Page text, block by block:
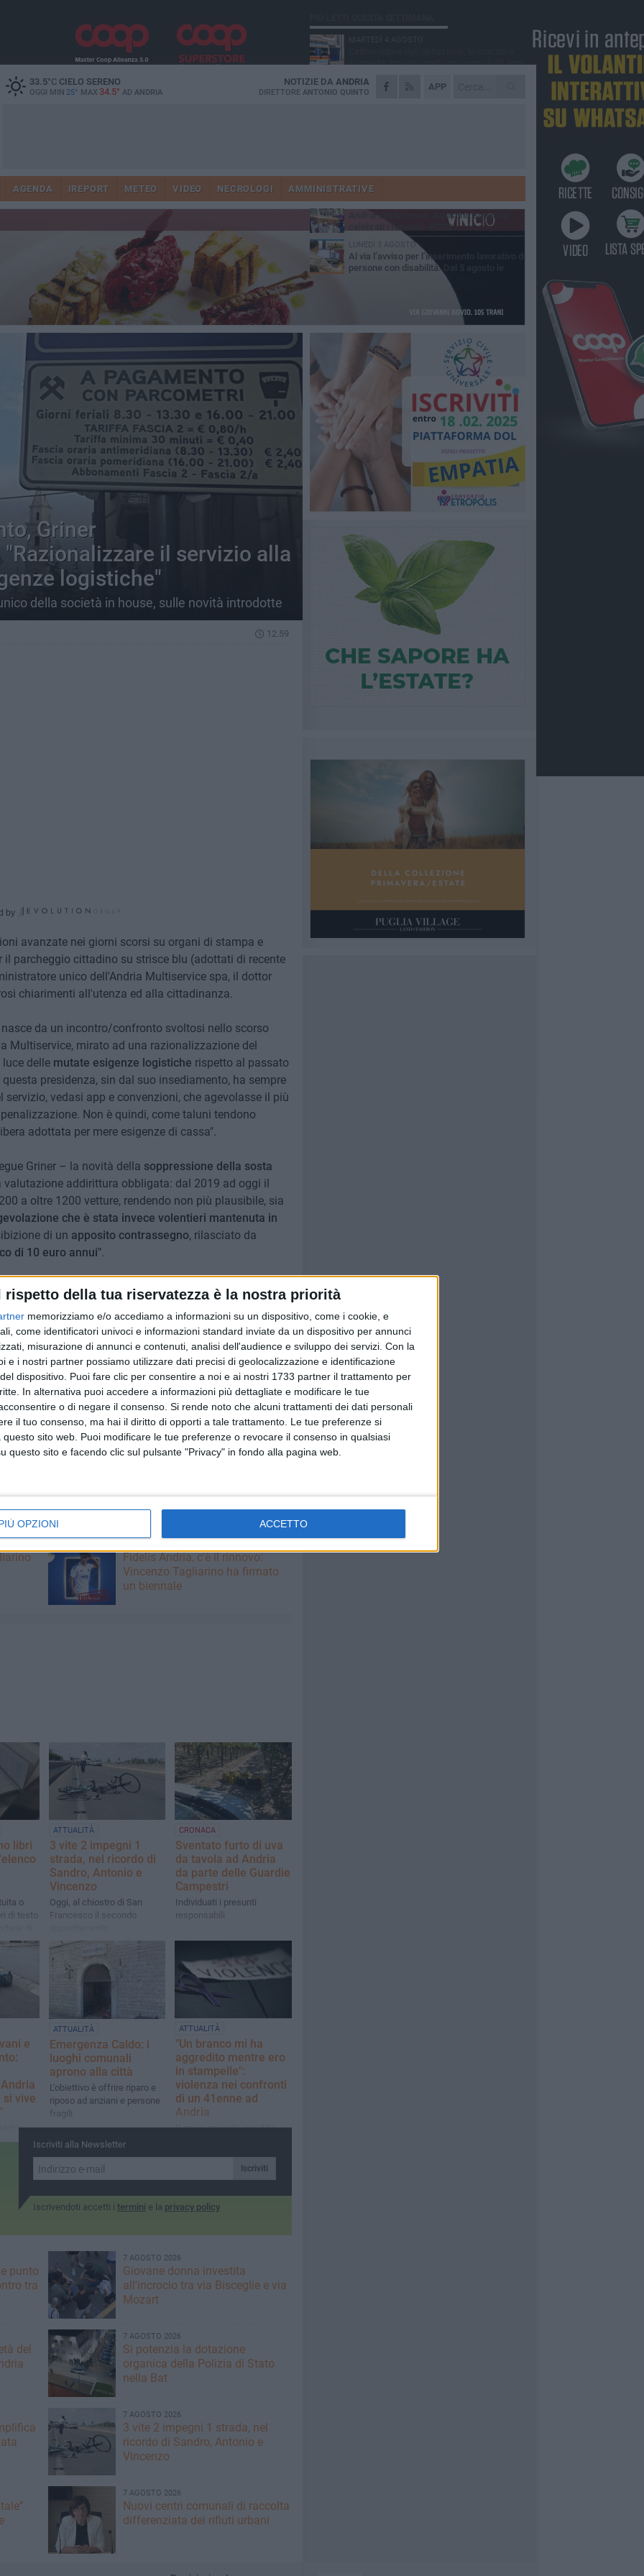
rispetto della tua riservatezza è la nostra priorità
memorizziamo e/o accediamo a informazioni su un dispositivo, come i cookie, e
come identificatori univoci e informazioni standard inviate da un dispositivo per annunci
misurazione di annunci e contenuti, analisi dell'audience e sviluppo dei servizi. Con la
e i nostri partner possiamo utilizzare dati precisi di geolocalizzazione e identificazione
dispositivo. Puoi fare clic per consentire a noi e ai nostri 1733 partner il trattamento per
In alternativa puoi accedere a informazioni più dettagliate e modificare le tue
o di negare il consenso. Si rende noto che alcuni trattamenti dei dati personali
il tuo consenso, ma hai il diritto di opporti a tale trattamento. Le tue preferenze si
sito web. Puoi modificare le tue preferenze o revocare il consenso in qualsiasi
questo sito e facendo clic sul pulsante "Privacy" in fondo alla pagina web.
OPZIONI ACCETTO
33.5°CCIELO SERENO
OGGI MIN 25° MAX 34.5° AD ANDRIA
APP
NOTIZIE DA ANDRIA
DIRETTORE ANTONIO QUINTO
AGENDA IREPORT METEO VIDEO NECROLOGI AMMINISTRATIVE
Griner
il servizio alla
logistiche"
della società in house, sulle novità introdotte
12.59
by
avanzate nei giorni scorsi su organi di stampa e
parcheggio cittadino su strisce blu (adottati di recente
unico dell'Andria Multiservice spa, il dottor
chiarimenti all'utenza ed alla cittadinanza.
da un incontro/confronto svoltosi nello scorso
Multiservice, mirato ad una razionalizzazione del
delle mutate esigenze logistiche rispetto al passato
presidenza, sin dal suo insediamento, ha sempre
vedasi app e convenzioni, che agevolasse il più
Non è quindi, come taluni tendono
adottata per mere esigenze di cassa".
Griner – la novità della soppressione della sosta
valutazione addirittura obbligata: dal 2019 ad oggi il
a oltre 1200 vetture, rendendo non più plausibile, sia
che è stata invece volentieri mantenuta in
di un apposito contrassegno, rilasciato da
di 10 euro annui".
i 10 minuti di tolleranza riservati agli utenti per
Griner – trattasi anche in questo caso di una
quotidiana. Giacchè mentre la gran parte degli
dell'app di pertinenza – fatto testimoniato dalle oltre
un ristretto numero di furbetti i 10 minuti di tolleranza
franchigia per sottrarsi al pagamento."
ci nascondiamo l'esistenza di una realeutenza
di usarla. In tal caso ci sentiamo di garantire – con ciò
e dell'intera Giunta – che lanecessaria tolleranza
ed al buon senso degli operatori addetti al
ANTONIO GRINER
Fidelis Andria, c'è il rinnovo:
Vincenzo Tagliarino ha firmato
un biennale
libri
o
di testo
ATTUALITÀ
3 vite 2 impegni 1
strada, nel ricordo di
Sandro, Antonio e
Vincenzo
Oggi, al chiostro di San
Francesco il secondo
CRONACA
Sventato furto di uva
da tavola ad Andria
da parte delle Guardie
Campestri
Individuati i presunti
responsabili
e
si vive
il
ATTUALITÀ
Emergenza Caldo: i
luoghi comunali
aprono alla città
L'obiettivo è offrire riparo e
riposo ad anziani e persone
fragili
ATTUALITÀ
"Un branco mi ha
aggredito mentre ero
in stampelle":
violenza nei confronti
di un 41enne ad
Andria
Il grave episodio sarebbe
periferia cittadina
Iscriviti alla Newsletter
Iscriviti
Iscrivendoti accetti i termini e la privacy policy
punto
tra
7 AGOSTO 2026
Giovane donna investita
all'incrocio tra via Bisceglie e via
Mozart
del
7 AGOSTO 2026
Si potenzia la dotazione
organica della Polizia di Stato
nella Bat
7 AGOSTO 2026
3 vite 2 impegni 1 strada, nel
ricordo di Sandro, Antonio e
Vincenzo
7 AGOSTO 2026
Nuovi centri comunali di raccolta
differenziata dei rifiuti urbani
scoperta: trovato morto un uomo di 55 anni
SABATO 1 AGOSTO
"3 vite. 2 impegni. 1 strada": ad Andria
Scompare prematuramente l'avvocato
Beppe Tortora
MARTEDÌ 4 AGOSTO
Andria saluta mons. Agostino Superbo:
celebrati i funerali - FOTO
LUNEDÌ 3 AGOSTO
Al via l’avviso per l’inserimento lavorativo di
persone con disabilità. Dal 5 agosto le
domande